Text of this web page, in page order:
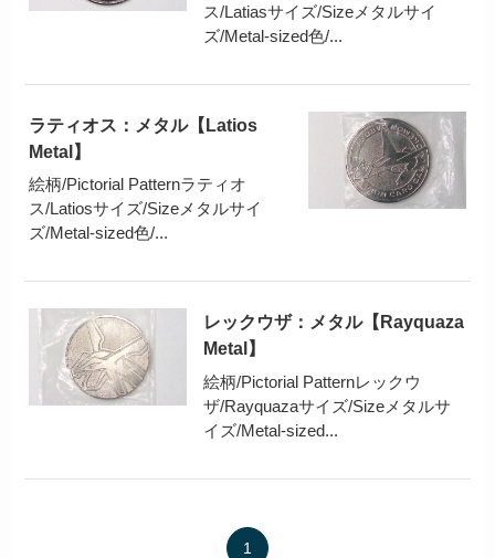
ス/Latiasサイズ/Sizeメタルサイ
ズ/Metal-sized色/...
ラティオス：メタル【Latios
Metal】
絵柄/Pictorial Patternラティオ
ス/Latiosサイズ/Sizeメタルサイ
ズ/Metal-sized色/...
レックウザ：メタル【Rayquaza
Metal】
絵柄/Pictorial Patternレックウ
ザ/Rayquazaサイズ/Sizeメタルサ
イズ/Metal-sized...
1